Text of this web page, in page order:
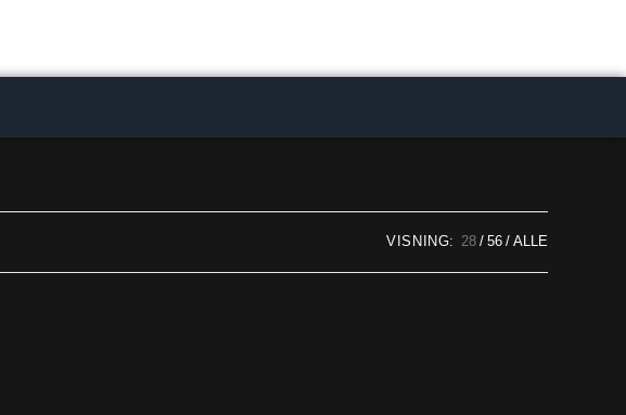
VISNING: 28 56 ALLE